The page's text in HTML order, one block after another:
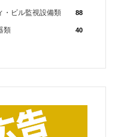
・ビル監視設備類 88
類 40